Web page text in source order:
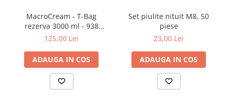
Accesorii pentru sisteme de
ridicare
Dulapuri
Module pentru dulapuri
Cutii de Scule
MacroCream - T-Bag
rezerva 3000 ml - 938
spalari.
125,00 Lei
ADAUGA IN COS
Set piulite nituit M8, 50
piese
23,00 Lei
ADAUGA IN COS